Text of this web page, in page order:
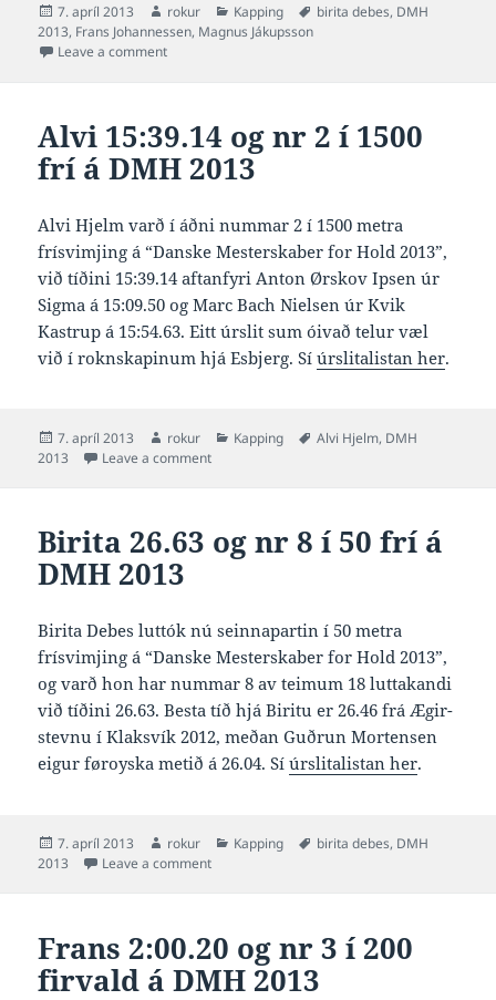
Posted
on
7. apríl 2013 Author
rokur Categories
Kapping Tags
birita debes, DMH
2013, Frans Johannessen, Magnus Jákupsson
Leave a commenton Birita 58.11 í 100 frí, Frans 49.66, Magnus 50.65
Alvi 15:39.14 og nr 2 í 1500
frí á DMH 2013
Alvi Hjelm varð í áðni nummar 2 í 1500 metra
frísvimjing á “Danske Mesterskaber for Hold 2013”,
við tíðini 15:39.14 aftanfyri Anton Ørskov Ipsen úr
Sigma á 15:09.50 og Marc Bach Nielsen úr Kvik
Kastrup á 15:54.63. Eitt úrslit sum óivað telur væl
við í roknskapinum hjá Esbjerg. Síúrslitalistan her.
Posted
on
7. apríl 2013 Author
rokur Categories
Kapping Tags
Alvi Hjelm, DMH
2013
Leave a commenton Alvi 15:39.14 og nr 2 í 1500 frí á DMH 2013
Birita 26.63 og nr 8 í 50 frí á
DMH 2013
Birita Debes luttók nú seinnapartin í 50 metra
frísvimjing á “Danske Mesterskaber for Hold 2013”,
og varð hon har nummar 8 av teimum 18 luttakandi
við tíðini 26.63. Besta tíð hjá Biritu er 26.46 frá Ægir-
stevnu í Klaksvík 2012, meðan Guðrun Mortensen
eigur føroyska metið á 26.04. Síúrslitalistan her.
Posted
on
7. apríl 2013 Author
rokur Categories
Kapping Tags
birita debes, DMH
2013
Leave a commenton Birita 26.63 og nr 8 í 50 frí á DMH 2013
Frans 2:00.20 og nr 3 í 200
firvald á DMH 2013